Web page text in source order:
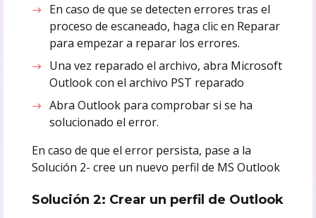
En caso de que se detecten errores tras el
proceso de escaneado, haga clic en Reparar
para empezar a reparar los errores.
Una vez reparado el archivo, abra Microsoft
Outlook con el archivo PST reparado
Abra Outlook para comprobar si se ha
solucionado el error.
En caso de que el error persista, pase a la
Solución 2- cree un nuevo perfil de MS Outlook
Solución 2: Crear un perfil de Outlook